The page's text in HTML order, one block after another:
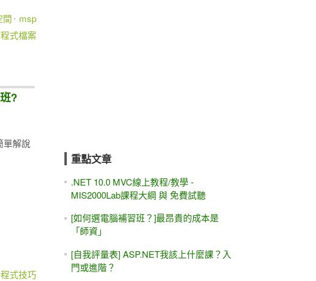
間
msp
式檔案
?
單解說
程式技巧
重點文章
.NET 10.0 MVC線上教程/教學 -
MIS2000Lab課程大綱 與 免費試聽
[如何選電腦補習班？]最昂貴的成本是
「師資」
[自我評量表] ASP.NET我該上什麼課？入
門或進階？